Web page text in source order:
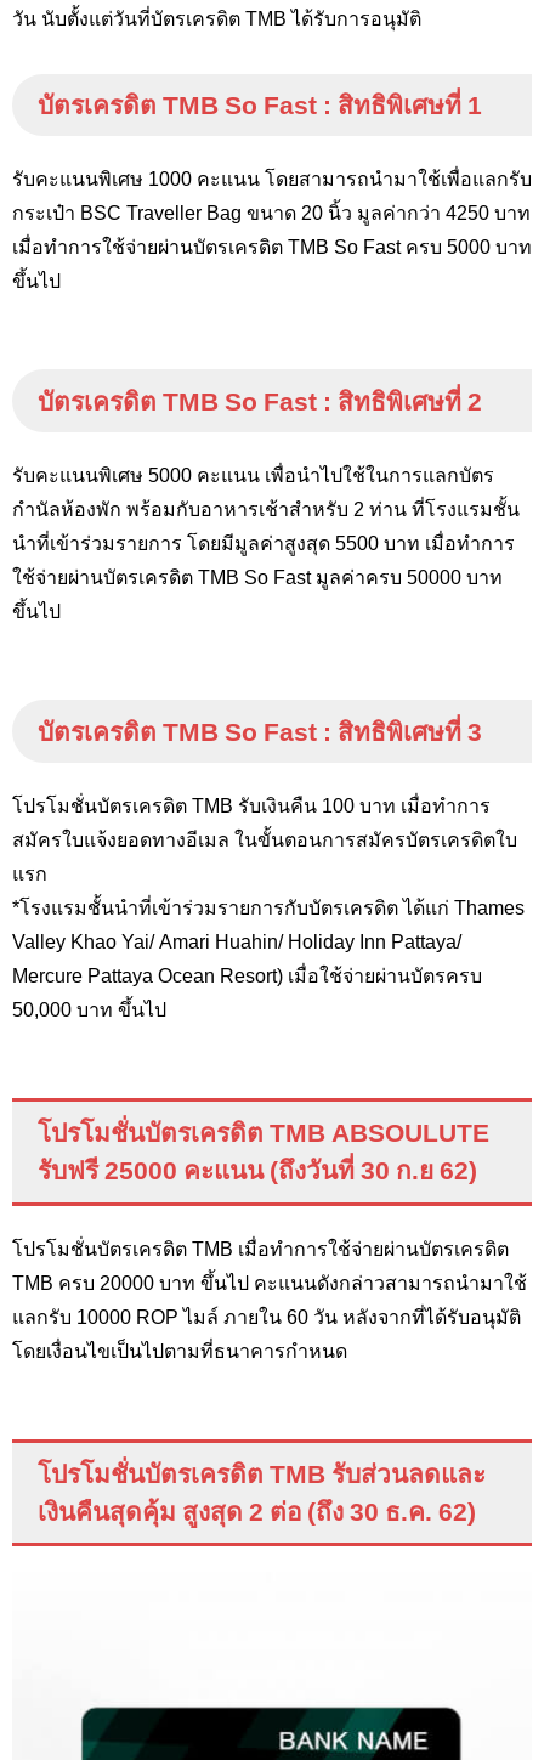
วัน นับตั้งแต่วันที่บัตรเครดิต TMBได้รับการอนุมัติ
บัตรเครดิต TMB So Fast : สิทธิพิเศษที่ 1
รับคะแนนพิเศษ 1000 คะแนน โดยสามารถนำมาใช้เพื่อแลกรับ
กระเป๋า BSC Traveller Bag ขนาด 20 นิ้ว มูลค่ากว่า 4250 บาท
เมื่อทำการใช้จ่ายผ่านบัตรเครดิต TMB So Fastครบ 5000 บาท
ขึ้นไป
บัตรเครดิต TMB So Fast : สิทธิพิเศษที่ 2
รับคะแนนพิเศษ 5000 คะแนน เพื่อนำไปใช้ในการแลกบัตร
กำนัลห้องพัก พร้อมกับอาหารเช้าสำหรับ 2 ท่าน ที่โรงแรมชั้น
นำที่เข้าร่วมรายการ โดยมีมูลค่าสูงสุด 5500 บาท เมื่อทำการ
ใช้จ่ายผ่านบัตรเครดิต TMB So Fastมูลค่าครบ 50000 บาท
ขึ้นไป
บัตรเครดิต TMB So Fast : สิทธิพิเศษที่ 3
โปรโมชั่นบัตรเครดิต TMB รับเงินคืน 100 บาท เมื่อทำการ
สมัครใบแจ้งยอดทางอีเมล ในขั้นตอนการสมัครบัตรเครดิตใบ
แรก
*โรงแรมชั้นนำที่เข้าร่วมรายการกับบัตรเครดิต ได้แก่ Thames
Valley Khao Yai/ Amari Huahin/ Holiday Inn Pattaya/
Mercure Pattaya Ocean Resort) เมื่อใช้จ่ายผ่านบัตรครบ
50,000 บาท ขึ้นไป
โปรโมชั่นบัตรเครดิต TMB ABSOULUTE
รับฟรี 25000 คะแนน (ถึงวันที่ 30 ก.ย 62)
โปรโมชั่นบัตรเครดิต TMB เมื่อทำการใช้จ่ายผ่านบัตรเครดิต
TMB ครบ 20000 บาท ขึ้นไป คะแนนดังกล่าวสามารถนำมาใช้
แลกรับ 10000 ROPไมล์ ภายใน 60 วัน หลังจากที่ได้รับอนุมัติ
โดยเงื่อนไขเป็นไปตามที่ธนาคารกำหนด
โปรโมชั่นบัตรเครดิต TMBรับส่วนลดและ
เงินคืนสุดคุ้ม สูงสุด 2 ต่อ (ถึง 30 ธ.ค. 62)